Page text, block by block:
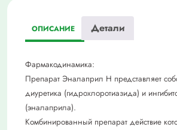
ОПИСАНИЕ Детали
Фармакодинамика:
Препарат Эналаприл Н представляет
диуретика (гидрохлоротиазида) и
(эналаприла).
Комбинированный препарат действие